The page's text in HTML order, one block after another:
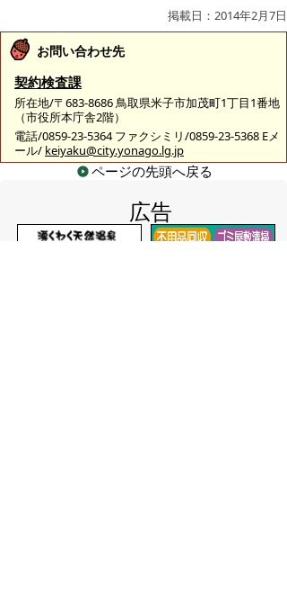
掲載日：2014年2月7日
お問い合わせ先
契約検査課
所在地/〒683-8686 鳥取県米子市加茂町1丁目1番地
（市役所本庁舎2階）
電話/0859-23-5364 ファクシミリ/0859-23-5368 Eメ
ール/ keiyaku@city.yonago.lg.jp
ページの先頭へ戻る
広告